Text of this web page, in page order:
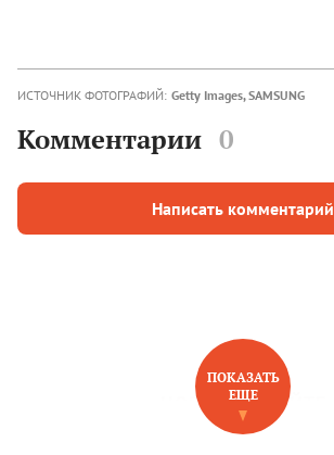
ИСТОЧНИК ФОТОГРАФИЙ: Getty Images, SAMSUNG
Комментарии 0
Написать комментарий
НОВОЕ НА САЙТЕ
ПОКАЗАТЬ
ЕЩЕ